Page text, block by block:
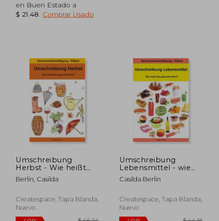
40%
dcto. $ 25.94
40%
dcto.
en Buen Estado a
$ 21.48
Comprar Usado
Umschreibung
Herbst - Wie heißt
das gesuchte Wort?:
Seniorenbeschäftigung
Berlin, Casilda
Createspace, Tapa Blanda,
Nuevo
Umschreibung
Lebensmittel - wie
Heißt das Gesuchte
Wort?
Rätsel (en Alemán)
Casilda Berlin
Createspace, Tapa Blanda,
Nuevo